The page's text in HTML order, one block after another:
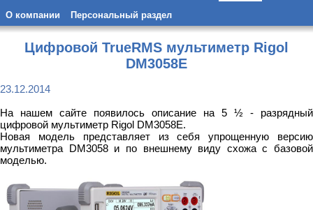
О компании Персональный раздел
Цифровой TrueRMS мультиметр Rigol
DM3058E
23.12.2014
На нашем сайте появилось описание на 5 ½ - разрядный
цифровой мультиметр Rigol DM3058E.
Новая модель представляет из себя упрощенную версию
мультиметра DM3058 и по внешнему виду схожа с базовой
моделью.